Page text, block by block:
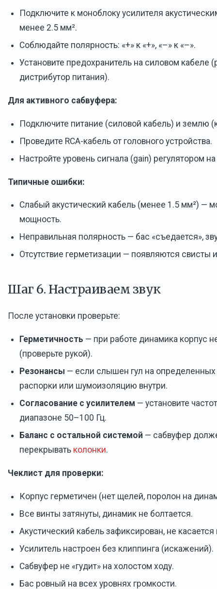
Подключите к моноблоку усилителя
менее 2.5 мм².
Соблюдайте полярность: «+» к «+», «–» к «–».
Установите предохранитель на силовом кабеле
дистрибутор питания).
Для активного сабвуфера:
Подключите питание (силовой кабель) и землю
Проведите RCA-кабель от головного устройства.
Настройте уровень сигнала (gain) регулятором
Типичные ошибки:
Слабый акустический кабель (менее 1.5 мм²) —
мощность.
Неправильная полярность — бас «съедается»,
Отсутствие герметизации — появляются свисты
Шаг 6. Настраиваем звук
После установки проверьте:
Герметичность — при работе динамика корпус
(проверьте рукой).
Резонансы — если слышен гул на определенных
распорки или шумоизоляцию внутри.
Согласование с усилителем — установите
диапазоне 50–100 Гц.
Баланс с остальной системой — сабвуфер
перекрывать колонки.
Чеклист для проверки:
Корпус герметичен (нет щелей, поролон на
Все винты затянуты, динамик не болтается.
Акустический кабель зафиксирован, не
Усилитель настроен без клиппинга (искажений).
Сабвуфер не «гудит» на холостом ходу.
Бас ровный на всех уровнях громкости.